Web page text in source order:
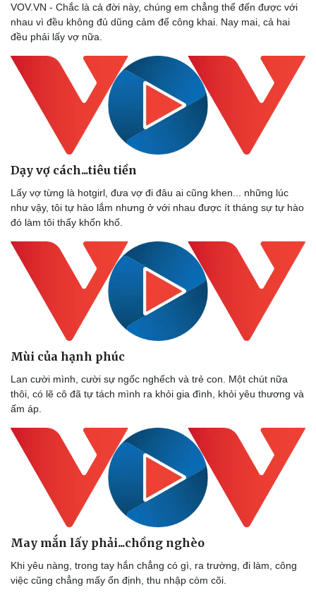
Sức khỏe
Dinh dưỡng - món ngon
Cây thuốc
Sản phụ khoa
Làm đẹp - giảm cân
Phòng mạch online
Ăn sạch sống khỏe
Đời sống
Nhà đẹp
Blog
Tình yêu - Gia đình
VOV.VN - Chắc là cả đời này, chúng em chẳng thể đến được với
nhau vì đều không đủ dũng cảm để công khai. Nay mai, cả hai
đều phải lấy vợ nữa.
Dạy vợ cách...tiêu tiền
Lấy vợ từng là hotgirl, đưa vợ đi đâu ai cũng khen... những lúc
như vậy, tôi tự hào lắm nhưng ở với nhau được ít tháng sự tự hào
đó làm tôi thấy khốn khố.
Mùi của hạnh phúc
Lan cười mình, cười sự ngốc nghếch và trẻ con. Một chút nữa
thôi, có lẽ cô đã tự tách mình ra khỏi gia đình, khỏi yêu thương và
ấm áp.
May mắn lấy phải...chồng nghèo
Khi yêu nàng, trong tay hắn chẳng có gì, ra trường, đi làm, công
việc cũng chẳng mấy ổn định, thu nhập còm cõi.